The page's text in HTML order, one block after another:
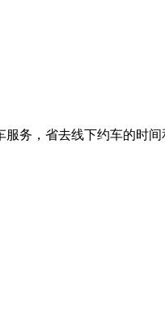
务，省去线下约车的时